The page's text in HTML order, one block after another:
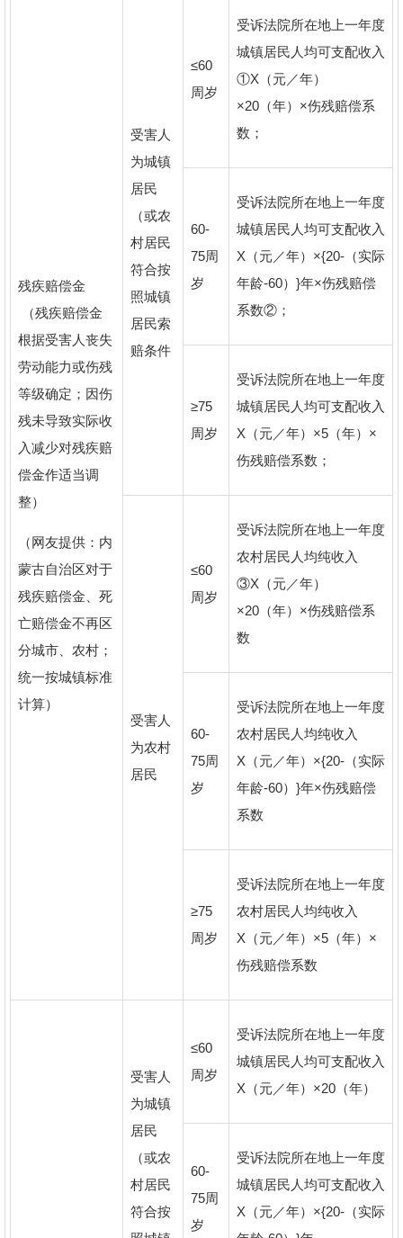
残疾赔偿金
（残疾赔偿金
根据受害人丧失
劳动能力或伤残
等级确定；因伤
残未导致实际收
入减少对残疾赔
偿金作适当调
整）
（网友提供：内
蒙古自治区对于
残疾赔偿金、死
亡赔偿金不再区
分城市、农村；
统一按城镇标准
计算）
受害人
为城镇
居民
（或农
村居民
符合按
照城镇
居民索
赔条件
≤60
周岁
受诉法院所在地上一年度
城镇居民人均可支配收入
①X（元／年）
×20（年）×伤残赔偿系
数；
60-
75周
岁
受诉法院所在地上一年度
城镇居民人均可支配收入
X（元／年）×{20-（实际
年龄-60）}年×伤残赔偿
系数②；
≥75
周岁
受诉法院所在地上一年度
城镇居民人均可支配收入
X（元／年）×5（年）×
伤残赔偿系数；
受害人
为农村
居民
≤60
周岁
受诉法院所在地上一年度
农村居民人均纯收入
③X（元／年）
×20（年）×伤残赔偿系
数
60-
75周
岁
受诉法院所在地上一年度
农村居民人均纯收入
X（元／年）×{20-（实际
年龄-60）}年×伤残赔偿
系数
≥75
周岁
受诉法院所在地上一年度
农村居民人均纯收入
X（元／年）×5（年）×
伤残赔偿系数
受害人
为城镇
居民
（或农
村居民
符合按
≤60
周岁
受诉法院所在地上一年度
城镇居民人均可支配收入
X（元／年）×20（年）
60-
75周
岁
受诉法院所在地上一年度
城镇居民人均可支配收入
X（元／年）×{20-（实际